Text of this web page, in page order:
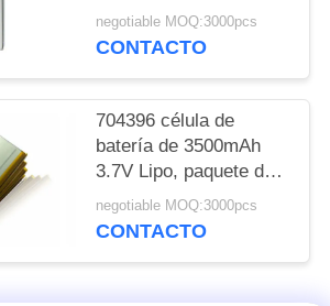
para Equipmen médico
negotiable MOQ:3000pcs
CONTACTO
704396 célula de
batería de 3500mAh
3.7V Lipo, paquete de
poder del polímero de
litio para los colectores
negotiable MOQ:3000pcs
CONTACTO